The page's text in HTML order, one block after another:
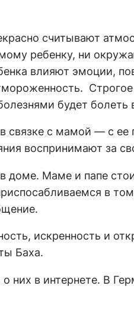
считывают
ребенку, ни
влияют эмоции,
Строгое
будет болеть
связке с мамой — с
воспринимают за
Маме и папе
в
искренность и
Баха.
в интернете. В